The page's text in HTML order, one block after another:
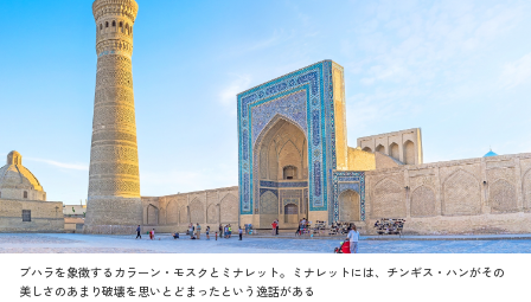
ブハラを象徴するカラーン・モスクとミナレット。ミナレットには、チンギス・ハンがその
美しさのあまり破壊を思いとどまったという逸話がある